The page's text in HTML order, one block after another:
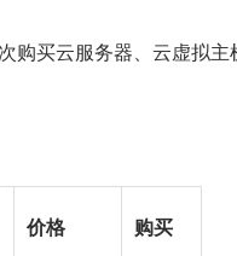
购买云服务器、云虚拟
价格 购买